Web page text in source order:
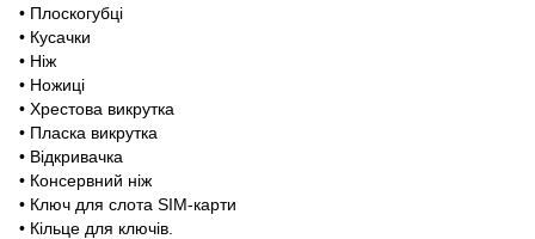
• Плоскогубці
• Кусачки
• Ніж
• Ножиці
• Хрестова викрутка
• Пласка викрутка
• Відкривачка
• Консервний ніж
• Ключ для слота SIM-карти
• Кільце для ключів.